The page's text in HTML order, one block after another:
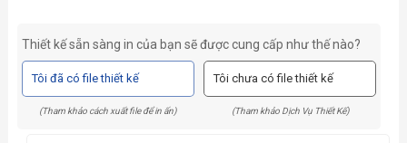
Thiết kế sẵn sàng in của bạn sẽ được cung cấp như thế nào?
Tôi đã có file thiết kế
(Tham khảo cách xuất file để in ấn)
Tôi chưa có file thiết kế
(Tham khảo Dịch Vụ Thiết Kế)